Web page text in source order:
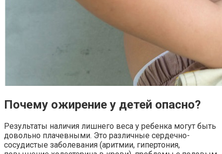
Почему ожирение у детей опасно?
Результаты наличия лишнего веса у ребенка могут быть
довольно плачевными. Это различные сердечно-
сосудистые заболевания (аритмии, гипертония,